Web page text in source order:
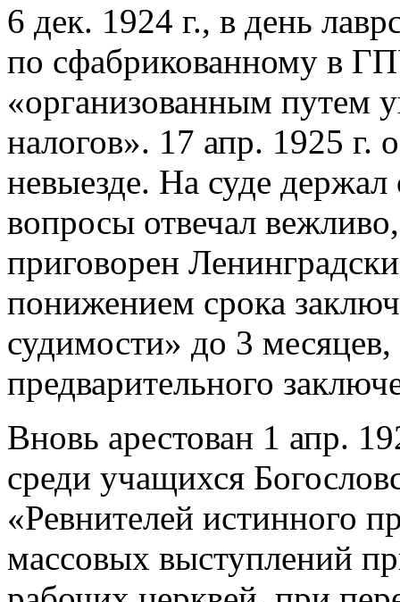
6 дек. 1924 г., в день
по сфабрикованному в
«организованным путем
налогов». 17 апр. 1925 г.
невыезде. На суде
вопросы отвечал
приговорен
понижением срока
судимости» до 3 месяцев,
предварительного
Вновь арестован 1 апр.
среди учащихся
«Ревнителей истинного
массовых выступлений